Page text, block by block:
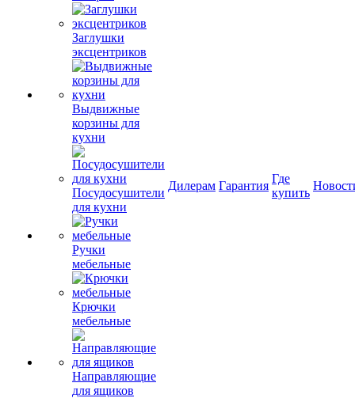
Заглушки
эксцентриков
Выдвижные
корзины для
кухни
Посудосушители
для кухни
Ручки
мебельные
Крючки
мебельные
Направляющие
для ящиков
Дилерам Гарантия
Где
купить